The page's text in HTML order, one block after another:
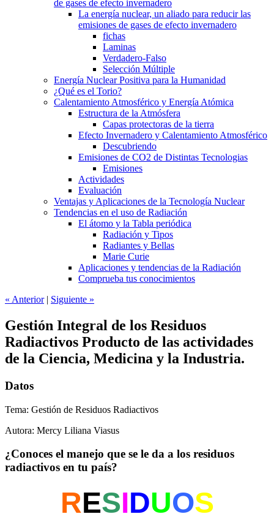
de gases de efecto invernadero
La energía nuclear, un aliado para reducir las
emisiones de gases de efecto invernadero
fichas
Laminas
Verdadero-Falso
Selección Múltiple
Energía Nuclear Positiva para la Humanidad
¿Qué es el Torio?
Calentamiento Atmosférico y Energía Atómica
Estructura de la Atmósfera
Capas protectoras de la tierra
Efecto Invernadero y Calentamiento Atmosférico
Descubriendo
Emisiones de CO2 de Distintas Tecnologias
Emisiones
Actividades
Evaluación
Ventajas y Aplicaciones de la Tecnología Nuclear
Tendencias en el uso de Radiación
El átomo y la Tabla periódica
Radiación y Tipos
Radiantes y Bellas
Marie Curie
Aplicaciones y tendencias de la Radiación
Comprueba tus conocimientos
« Anterior | Siguiente »
Gestión Integral de los Residuos
Radiactivos Producto de las actividades
de la Ciencia, Medicina y la Industria.
Datos
Tema: Gestión de Residuos Radiactivos
Autora: Mercy Liliana Viasus
¿Conoces el manejo que se le da a los residuos
radiactivos en tu país?
RESIDUOS